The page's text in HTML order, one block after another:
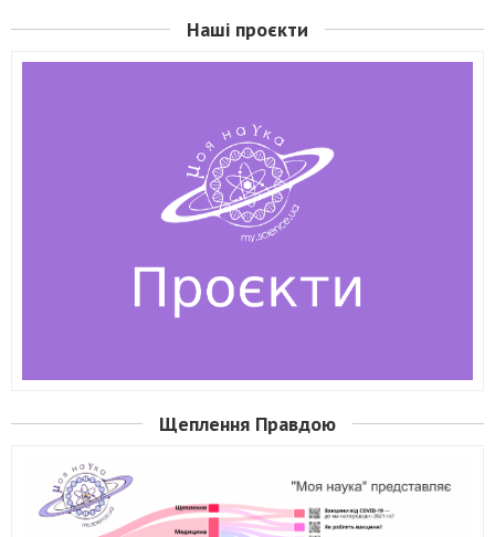
Наші проєкти
Щеплення Правдою